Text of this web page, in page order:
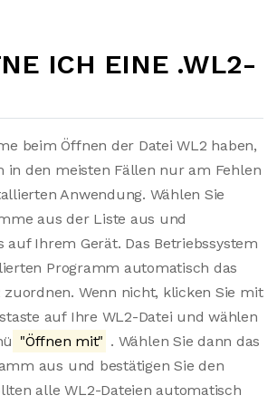
ICH EINE .WL2-
beim Öffnen der Datei WL2 haben,
in den meisten Fällen nur am Fehlen
Anwendung. Wählen Sie
aus der Liste aus und
auf Ihrem Gerät. Das Betriebssystem
Programm automatisch das
zuordnen. Wenn nicht, klicken Sie mit
auf Ihre WL2-Datei und wählen
"Öffnen mit" . Wählen Sie dann das
aus und bestätigen Sie den
alle WL2-Dateien automatisch